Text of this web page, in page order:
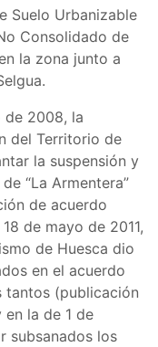
Suelo Urbanizable
Consolidado de
la zona junto a
de 2008, la
del Territorio de
la suspensión y
“La Armentera”
de acuerdo
de mayo de 2011,
de Huesca dio
en el acuerdo
tantos (publicación
en la de 1 de
subsanados los